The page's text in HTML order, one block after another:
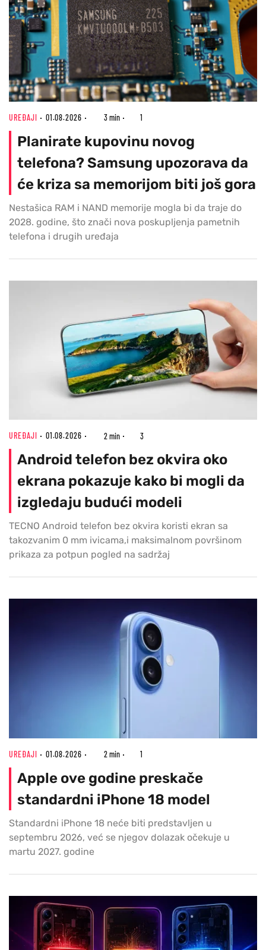
UREĐAJI 01.08.2026 3 min 1
Planirate kupovinu novog
telefona? Samsung upozorava da
će kriza sa memorijom biti još gora
Nestašica RAM i NAND memorije mogla bi da traje do
2028. godine, što znači nova poskupljenja pametnih
telefona i drugih uređaja
UREĐAJI 01.08.2026 2 min 3
Android telefon bez okvira oko
ekrana pokazuje kako bi mogli da
izgledaju budući modeli
TECNO Android telefon bez okvira koristi ekran sa
takozvanim 0 mm ivicama,i maksimalnom površinom
prikaza za potpun pogled na sadržaj
UREĐAJI 01.08.2026 2 min 1
Apple ove godine preskače
standardni iPhone 18 model
Standardni iPhone 18 neće biti predstavljen u
septembru 2026, već se njegov dolazak očekuje u
martu 2027. godine